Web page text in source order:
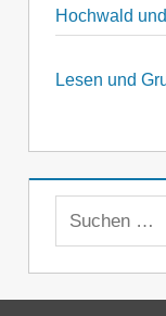
Hochwald
Lesen und